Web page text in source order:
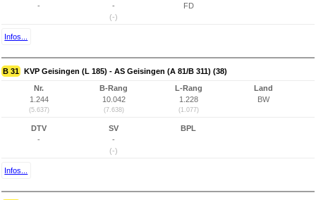
-
-
(-)
FD
Infos...
B 31 KVP Geisingen (L 185) - AS Geisingen (A 81/B 311) (38)
Nr.
1.244
(5.637)
B-Rang
10.042
(7.638)
L-Rang
1.228
(1.077)
Land
BW
DTV
-
SV
-
(-)
BPL
Infos...